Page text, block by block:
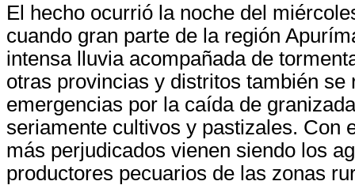
El hecho ocurrió la noche del
cuando gran parte de la región
intensa lluvia acompañada de
otras provincias y distritos también se
emergencias por la caída de
seriamente cultivos y pastizales. Con
más perjudicados vienen siendo los
productores pecuarios de las zonas